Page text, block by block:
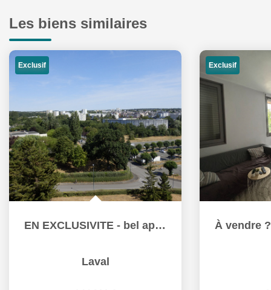
Les biens similaires
Exclusif
EN EXCLUSIVITE - bel appartement T4 avec vue dégagée- LAVAL
Laval
Exclusif